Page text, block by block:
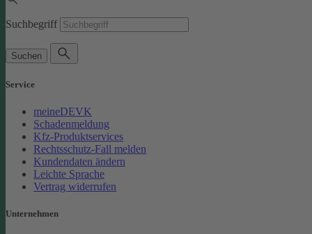
Suchbegriff
Suchen
Service
meineDEVK
Schadenmeldung
Kfz-Produktservices
Rechtsschutz-Fall melden
Kundendaten ändern
Leichte Sprache
Vertrag widerrufen
Unternehmen